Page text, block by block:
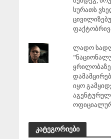
სურათს
ლადო
იყო
კატეგორიები